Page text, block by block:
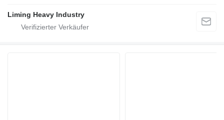
Liming Heavy Industry